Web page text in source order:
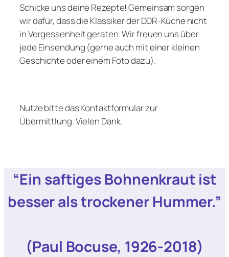
Schicke uns deine Rezepte! Gemeinsam sorgen
wir dafür, dass die Klassiker der DDR-Küche nicht
in Vergessenheit geraten. Wir freuen uns über
jede Einsendung (gerne auch mit einer kleinen
Geschichte oder einem Foto dazu).
Nutze bitte das Kontaktformular zur
Übermittlung. Vielen Dank.
“Ein saftiges Bohnenkraut ist
besser als trockener Hummer.”
(Paul Bocuse, 1926-2018)